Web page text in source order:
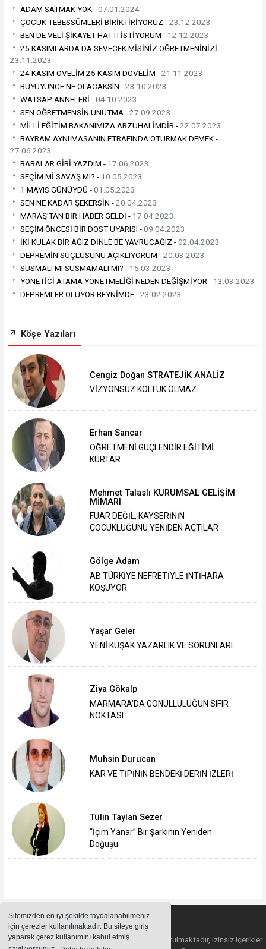
Sitemizden en iyi şekilde faydalanabilmeniz
için çerezler kullanılmaktadır. Bu siteye giriş
yaparak çerez kullanımını kabul etmiş
ADAM SATMAK YOK -07.01.2024
ÇOCUK TEBESSÜMLERİ BİRİKTİRİYORUZ -23.12.2023
BEN DE VELİ ŞİKAYET HATTI İSTİYORUM - 12.12.2023
25 KASIMLARDA DA SEVECEK MİSİNİZ ÖĞRETMENİNİZİ -
23.11.2023
24 KASIM ÖVELİM 25 KASIM DÖVELİM -21.11.2023
BÜYÜYÜNCE NE OLACAKSIN -23.10.2023
WATSAP ANNELERİ -04.10.2023
SEN ÖĞRETMENSİN UNUTMA -27.09.2023
MİLLİ EĞİTİM BAKANIMIZA ARZUHALİMDİR -22.07.2023
BAYRAM AYNI MASANIN ETRAFINDA OTURMAK DEMEK -
27.06.2023
BABALAR GİBİ YAZDIM - 17.06.2023
SEÇİM Mİ SAVAŞ MI? - 10.05.2023
1 MAYIS GÜNÜYDÜ -01.05.2023
SEN NE KADAR ŞEKERSİN -20.04.2023
MARAŞ'TAN BİR HABER GELDİ - 17.04.2023
SEÇİM ÖNCESİ BİR DOST UYARISI -09.04.2023
İKİ KULAK BİR AĞIZ DİNLE BE YAVRUCAĞIZ -02.04.2023
DEPREMİN SUÇLUSUNU AÇIKLIYORUM -20.03.2023
SUSMALI MI SUSMAMALI MI? - 15.03.2023
YÖNETİCİ ATAMA YÖNETMELİĞİ NEDEN DEĞİŞMİYOR - 13.03.2023
DEPREMLER OLUYOR BEYNİMDE -23.02.2023
Köşe Yazıları
Cengiz Doğan STRATEJİK ANALİZ
VİZYONSUZ KOLTUK OLMAZ
Erhan Sancar
ÖĞRETMENİ GÜÇLENDİR EĞİTİMİ
KURTAR
Mehmet Talaslı KURUMSAL GELİŞİM
MİMARI
FUAR DEĞİL, KAYSERİNİN
ÇOCUKLUĞUNU YENİDEN AÇTILAR
Gölge Adam
AB TÜRKİYE NEFRETİYLE İNTİHARA
KOŞUYOR
Yaşar Geler
‎YENİ KUŞAK YAZARLIK VE SORUNLARI
Ziya Gökalp
MARMARA’DA GÖNÜLLÜLÜĞÜN SIFIR
NOKTASI
Muhsin Durucan
KAR VE TİPİNİN BENDEKİ DERİN İZLERİ
Tülin Taylan Sezer
“İçim Yanar” Bir Şarkının Yeniden
Doğuşu
Sitemizde bulunan içeriklerin tüm hakları saklı tutulmaktadır, izinsiz içerikler